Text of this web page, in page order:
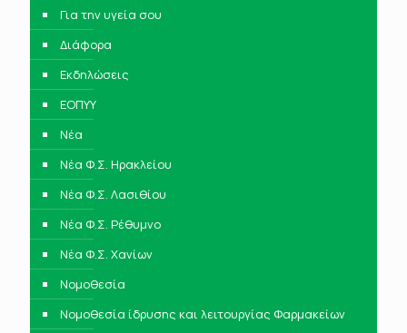
Για την υγεία σου
Διάφορα
Εκδηλώσεις
ΕΟΠΥΥ
Νέα
Νέα Φ.Σ. Ηρακλείου
Νέα Φ.Σ. Λασιθίου
Νέα Φ.Σ. Ρέθυμνο
Νέα Φ.Σ. Χανίων
Νομοθεσία
Νομοθεσία ίδρυσης και λειτουργίας Φαρμακείων